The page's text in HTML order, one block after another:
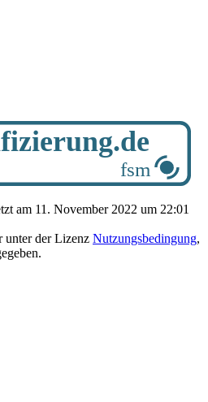
am 11. November 2022 um 22:01
unter der Lizenz Nutzungsbedingung,